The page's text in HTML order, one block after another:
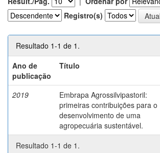
Registro(s)
Resultado 1-1 de 1.
Ano de
publicação
Título
2019
Embrapa Agrossilvipastoril:
primeiras contribuições para o
desenvolvimento de uma
agropecuária sustentável.
Resultado 1-1 de 1.